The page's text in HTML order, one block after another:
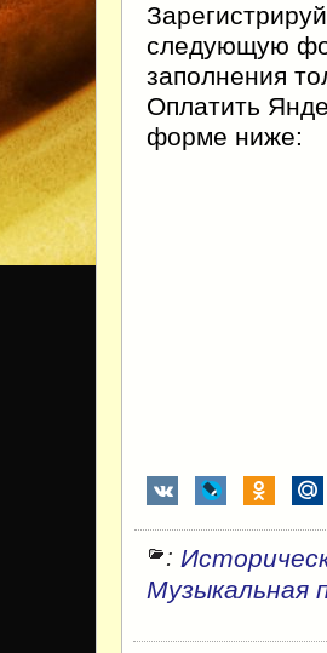
следующую
заполнения
Оплатить
форме ниже:
:
Музыкальная